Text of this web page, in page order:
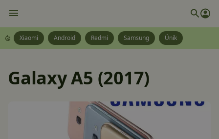
Xiaomi Android Redmi Samsung Únik
Galaxy A5 (2017)